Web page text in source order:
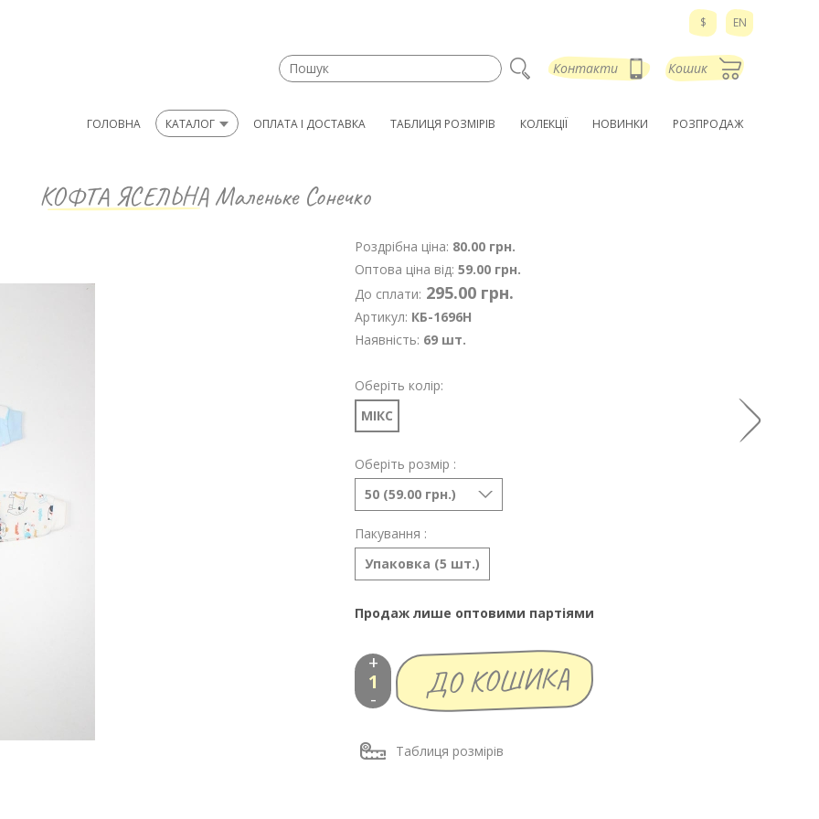
EN
$
Кошик
Контакти
ГОЛОВНА КАТАЛОГ ОПЛАТА І ДОСТАВКА ТАБЛИЦЯ РОЗМІРІВ КОЛЕКЦІЇ НОВИНКИ РОЗПРОДАЖ
КОФТА ЯСЕЛЬНА Маленьке Сонечко
Роздрібна ціна: 80.00 грн.
Оптова ціна від: 59.00 грн.
До сплати: 295.00 грн.
Артикул: КБ-1696Н
Наявність: 69 шт.
Оберіть колір:
МІКС
Оберіть розмір :
50 (59.00 грн.)
Пакування :
Упаковка (5 шт.)
Продаж лише оптовими партіями
-
+
Таблиця розмірів